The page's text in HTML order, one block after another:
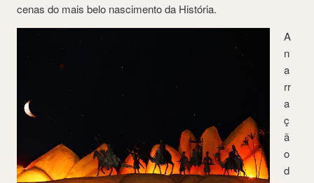
cenas do mais belo nascimento da História.
A
n
a
rr
a
ç
ã
o
d